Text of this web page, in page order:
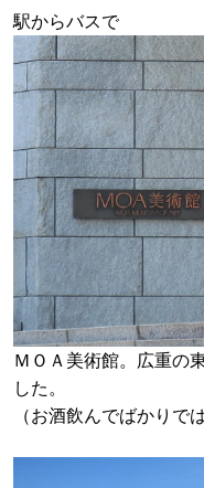
駅からバスで
ＭＯＡ美術館。広重の
した。
（お酒飲んでばかりで